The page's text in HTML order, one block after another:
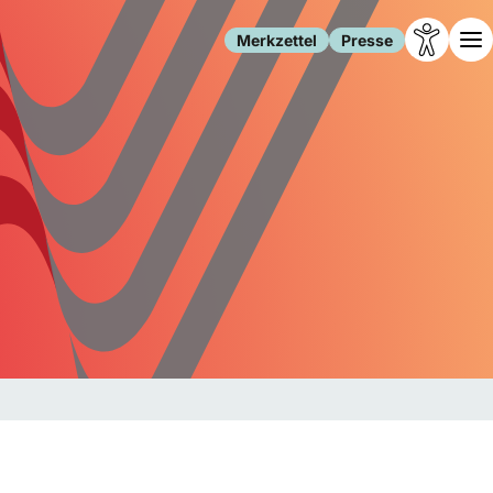
Merkzettel Presse
Leben
Familie
Freizeit
Gesundheit
Internet
Gesellschaft
Forschung
Migration
Polizei